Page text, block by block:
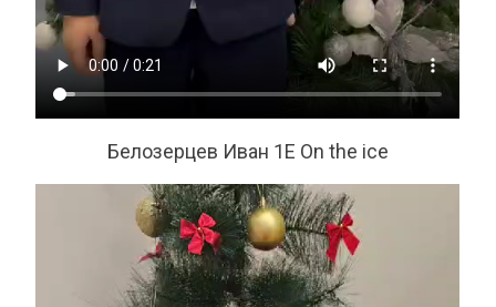
Белозерцев Иван 1Е On the ice